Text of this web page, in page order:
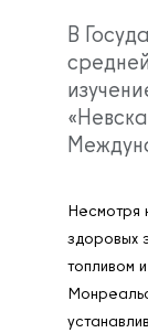
В
Несмотря
здоровых
топливом